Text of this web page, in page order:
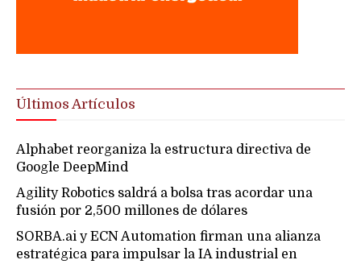
Últimos Artículos
Alphabet reorganiza la estructura directiva de
Google DeepMind
Agility Robotics saldrá a bolsa tras acordar una
fusión por 2,500 millones de dólares
SORBA.ai y ECN Automation firman una alianza
estratégica para impulsar la IA industrial en